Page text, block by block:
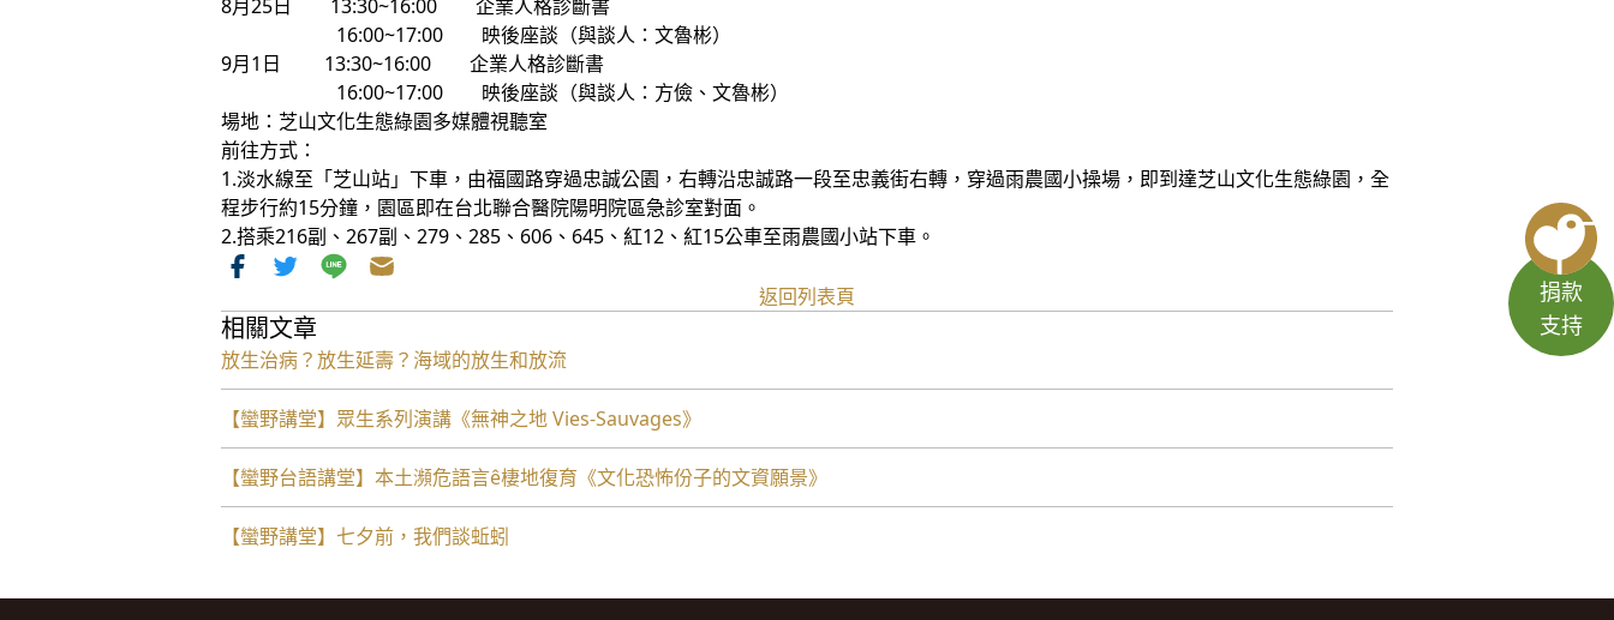
捐款
支持
8月25日 13:30~16:00 企業人格診斷書
16:00~17:00 映後座談（與談人：文魯彬）
9月1日 13:30~16:00 企業人格診斷書
16:00~17:00 映後座談（與談人：方儉、文魯彬）
場地：芝山文化生態綠園多媒體視聽室
前往方式：
1.淡水線至「芝山站」下車，由福國路穿過忠誠公園，右轉沿忠誠路一段至忠義街右轉，穿過雨農國小操場，即到達芝山文化生態綠園，全
程步行約15分鐘，園區即在台北聯合醫院陽明院區急診室對面。
2.搭乘216副、267副、279、285、606、645、紅12、紅15公車至雨農國小站下車。
返回列表頁
相關文章
放生治病？放生延壽？海域的放生和放流
【蠻野講堂】眾生系列演講《無神之地 Vies-Sauvages》
【蠻野台語講堂】本土瀕危語言ê棲地復育《文化恐怖份子的文資願景》
【蠻野講堂】七夕前，我們談蚯蚓